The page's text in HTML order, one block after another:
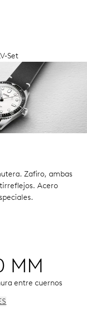
Set
Zafiro, ambas
Acero
MM
entre cuernos